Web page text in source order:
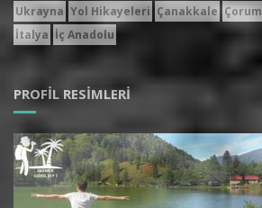
Ukrayna Yol Hikayeleri Çanakkale Çorum
İtalya İç Anadolu
PROFIL RESIMLERI